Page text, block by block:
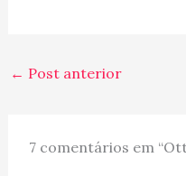
← Post anterior
7 comentários em